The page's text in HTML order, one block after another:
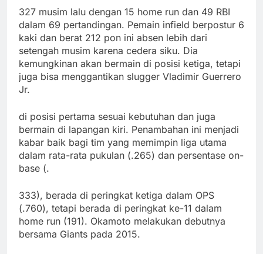
327 musim lalu dengan 15 home run dan 49 RBI
dalam 69 pertandingan. Pemain infield berpostur 6
kaki dan berat 212 pon ini absen lebih dari
setengah musim karena cedera siku. Dia
kemungkinan akan bermain di posisi ketiga, tetapi
juga bisa menggantikan slugger Vladimir Guerrero
Jr.
di posisi pertama sesuai kebutuhan dan juga
bermain di lapangan kiri. Penambahan ini menjadi
kabar baik bagi tim yang memimpin liga utama
dalam rata-rata pukulan (.265) dan persentase on-
base (.
333), berada di peringkat ketiga dalam OPS
(.760), tetapi berada di peringkat ke-11 dalam
home run (191). Okamoto melakukan debutnya
bersama Giants pada 2015.